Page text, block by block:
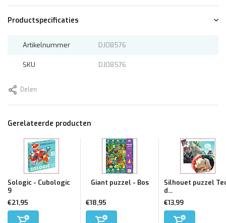
Productspecificaties
Artikelnummer DJ08576
SKU DJ08576
Delen
Gerelateerde producten
Sologic - Cubologic
9
€21,95
Giant puzzel - Bos
€18,95
Silhouet puzzel
d...
€13,99